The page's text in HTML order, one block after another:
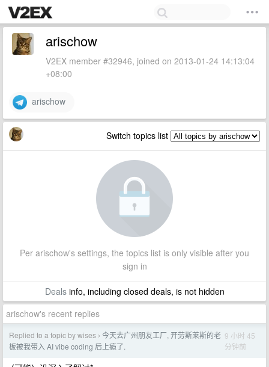
arischow
V2EX member #32946, joined on 2013-01-24 14:13:04
+08:00
arischow
Switch topics list
Per arischow's settings, the topics list is only visible after you
sign in
Dealsinfo, including closed deals, is not hidden
arischow's recent replies
Replied to a topic by wises › 今天去广州朋友工厂, 开劳斯莱斯的老
板被我带入 AI vibe coding 后上瘾了.
9 小时 45
分钟前